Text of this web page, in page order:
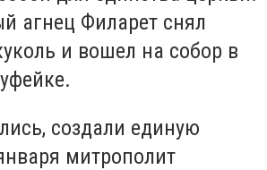
агнец Филарет снял
и вошел на собор в
создали единую
митрополит